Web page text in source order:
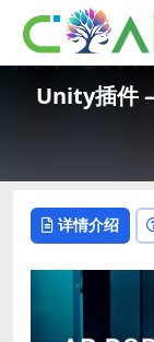
Unity插件
详情介绍